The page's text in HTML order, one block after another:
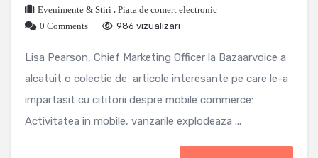
Evenimente & Stiri , Piata de comert electronic
0 Comments
986 vizualizari
Lisa Pearson, Chief Marketing Officer la Bazaarvoice a
alcatuit o colectie de articole interesante pe care le-a
impartasit cu cititorii despre mobile commerce:
Activitatea in mobile, vanzarile explodeaza ...